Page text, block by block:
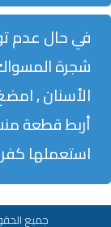
في حال عدم
شجرة
الأسنان ,
أربط قطعة
استعملها
جميع